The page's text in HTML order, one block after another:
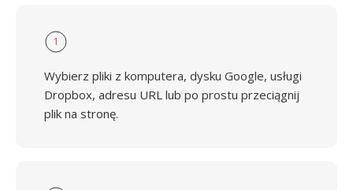
1
Wybierz pliki z komputera, dysku Google, usługi
Dropbox, adresu URL lub po prostu przeciągnij
plik na stronę.